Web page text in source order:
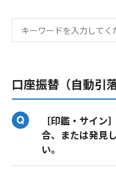
口座振替（自動引落
［印鑑・サイン
合、または発見
い。